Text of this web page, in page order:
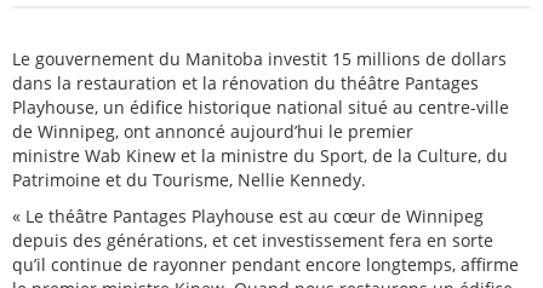
Le gouvernement du Manitoba investit 15 millions de dollars
dans la restauration et la rénovation du théâtre Pantages
Playhouse, un édifice historique national situé au centre-ville
de Winnipeg, ont annoncé aujourd’hui le premier
ministre Wab Kinew et la ministre du Sport, de la Culture, du
Patrimoine et du Tourisme, Nellie Kennedy.
« Le théâtre Pantages Playhouse est au cœur de Winnipeg
depuis des générations, et cet investissement fera en sorte
qu’il continue de rayonner pendant encore longtemps, affirme